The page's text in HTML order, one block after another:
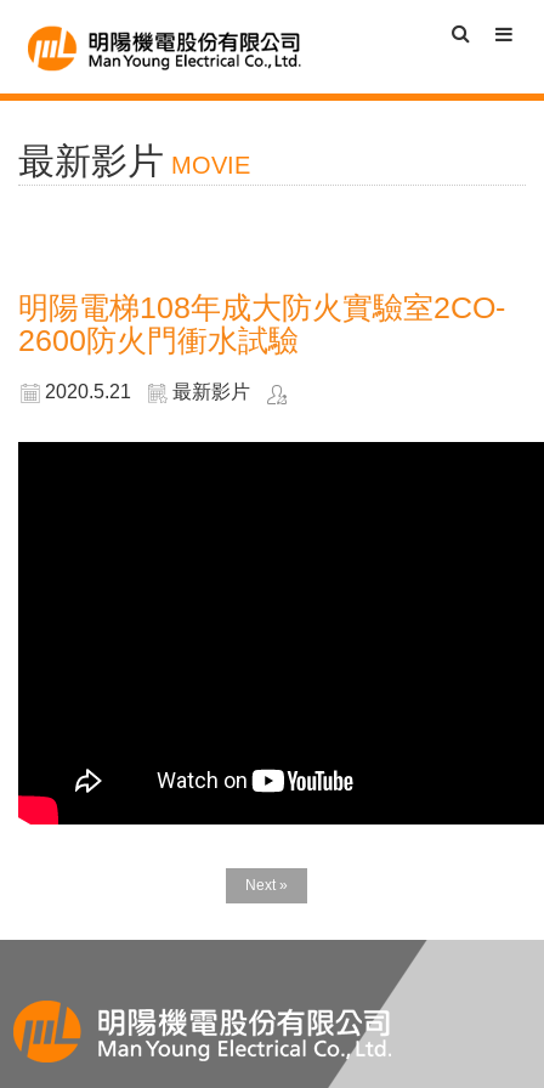
最新影片 MOVIE
明陽電梯108年成大防火實驗室2CO-
2600防火門衝水試驗
2020.5.21 最新影片
Next »